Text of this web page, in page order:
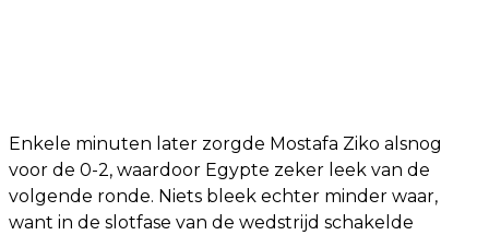
Enkele minuten later zorgde Mostafa Ziko alsnog
voor de 0-2, waardoor Egypte zeker leek van de
volgende ronde. Niets bleek echter minder waar,
want in de slotfase van de wedstrijd schakelde